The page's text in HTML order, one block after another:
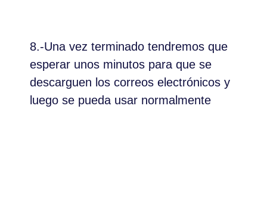
8.-Una vez terminado tendremos que
esperar unos minutos para que se
descarguen los correos electrónicos y
luego se pueda usar normalmente